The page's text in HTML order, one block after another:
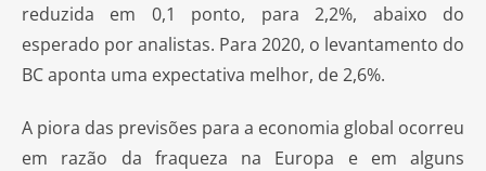
reduzida em 0,1 ponto, para 2,2%, abaixo do
esperado por analistas. Para 2020, o levantamento do
BC aponta uma expectativa melhor, de 2,6%.
A piora das previsões para a economia global ocorreu
em razão da fraqueza na Europa e em alguns